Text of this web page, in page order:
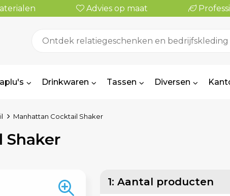
Advies op maat
Drinkwaren Tassen Diversen
Manhattan Cocktail Shaker
Shaker
1: Aantal producten